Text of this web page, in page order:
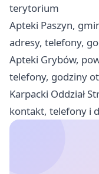
terytorium
Apteki Paszyn,
adresy, telefony,
Apteki Grybów,
telefony, godziny
Karpacki Oddział
kontakt, telefony i